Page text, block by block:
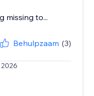
missing to...
Behulpzaam (3)
2026